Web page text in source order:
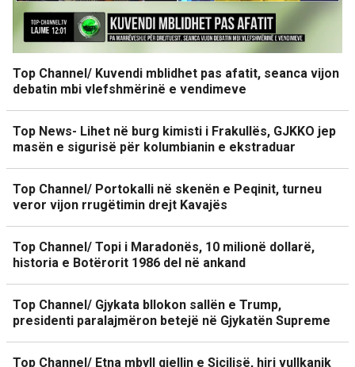
Top Channel/ Kuvendi mblidhet pas afatit, seanca vijon
debatin mbi vlefshmërinë e vendimeve
Top News- Lihet në burg kimisti i Frakullës, GJKKO jep
masën e sigurisë për kolumbianin e ekstraduar
Top Channel/ Portokalli në skenën e Peqinit, turneu
veror vijon rrugëtimin drejt Kavajës
Top Channel/ Topi i Maradonës, 10 milionë dollarë,
historia e Botërorit 1986 del në ankand
Top Channel/ Gjykata bllokon sallën e Trump,
presidenti paralajmëron betejë në Gjykatën Supreme
Top Channel/ Etna mbyll qiellin e Siçilisë, hiri vullkanik